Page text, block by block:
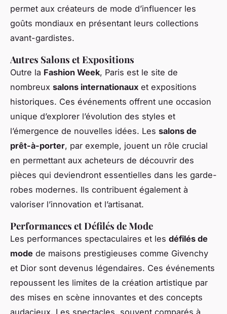
permet aux créateurs de mode d’influencer les
goûts mondiaux en présentant leurs collections
avant-gardistes.
Autres Salons et Expositions
Outre la Fashion Week, Paris est le site de
nombreux salons internationaux et expositions
historiques. Ces événements offrent une occasion
unique d’explorer l’évolution des styles et
l’émergence de nouvelles idées. Les salons de
prêt-à-porter, par exemple, jouent un rôle crucial
en permettant aux acheteurs de découvrir des
pièces qui deviendront essentielles dans les garde-
robes modernes. Ils contribuent également à
valoriser l’innovation et l’artisanat.
Performances et Défilés de Mode
Les performances spectaculaires et les défilés de
mode de maisons prestigieuses comme Givenchy
et Dior sont devenus légendaires. Ces événements
repoussent les limites de la création artistique par
des mises en scène innovantes et des concepts